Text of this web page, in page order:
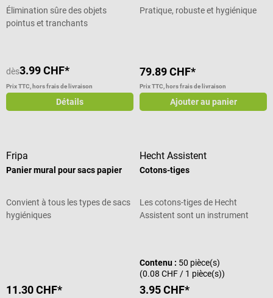
Élimination sûre des objets
pointus et tranchants
dès3.99 CHF*
Prix TTC, hors frais de livraison
Détails
Pratique, robuste et hygiénique
79.89 CHF*
Prix TTC, hors frais de livraison
Ajouter au panier
Fripa
Panier mural pour sacs papier
Convient à tous les types de sacs
hygiéniques
11.30 CHF*
Hecht Assistent
Cotons-tiges
Les cotons-tiges de Hecht
Assistent sont un instrument
et de médicaments ainsi que pour
le prélèvement en douceur
d'échantillons de frottis, les fins
Contenu : 50 pièce(s)
(0.08 CHF / 1 pièce(s))
3.95 CHF*